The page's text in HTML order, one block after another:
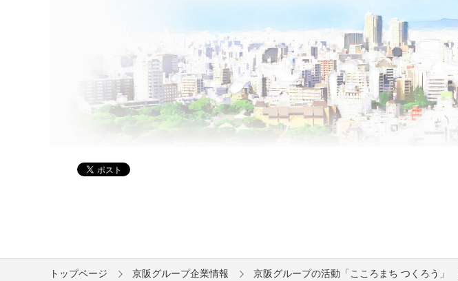
トップページ 京阪グループ企業情報 京阪グループの活動「こころまち つくろう」